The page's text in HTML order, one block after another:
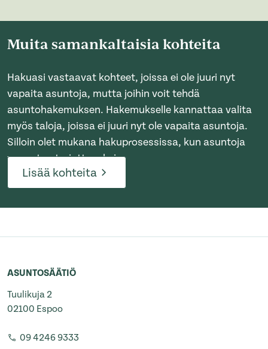
Muita samankaltaisia kohteita
Hakuasi vastaavat kohteet, joissa ei ole juuri nyt
vapaita asuntoja, mutta joihin voit tehdä
asuntohakemuksen. Hakemukselle kannattaa valita
myös taloja, joissa ei juuri nyt ole vapaita asuntoja.
Silloin olet mukana hakuprosessissa, kun asuntoja
vapautuu tarjottavaksi.
Lisää kohteita
ASUNTOSÄÄTIÖ
Tuulikuja 2
02100 Espoo
09 4246 9333